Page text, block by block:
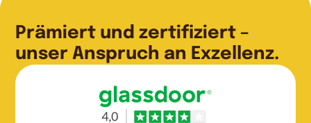
Prämiert und zertifiziert –
unser Anspruch an Exzellenz.